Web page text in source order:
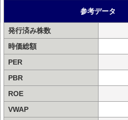
参考データ
発行済み株数
時価総額
PER
PBR
ROE
VWAP